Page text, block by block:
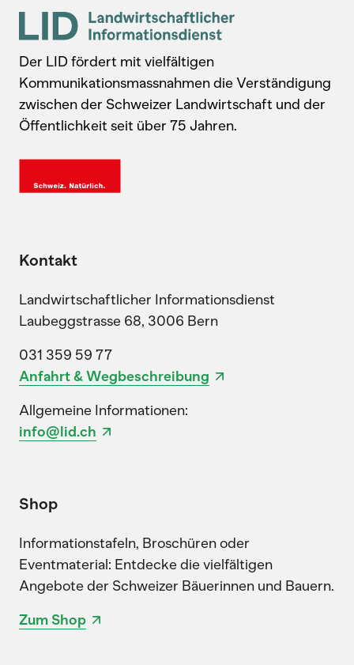
Der LID fördert mit vielfältigen
Kommunikationsmassnahmen die Verständigung
zwischen der Schweizer Landwirtschaft und der
Öffentlichkeit seit über 75 Jahren.
Kontakt
Landwirtschaftlicher Informationsdienst
Laubeggstrasse 68, 3006 Bern
031 359 59 77
Anfahrt & Wegbeschreibung
Allgemeine Informationen:
info@lid.ch
Shop
Informationstafeln, Broschüren oder
Eventmaterial: Entdecke die vielfältigen
Angebote der Schweizer Bäuerinnen und Bauern.
Zum Shop